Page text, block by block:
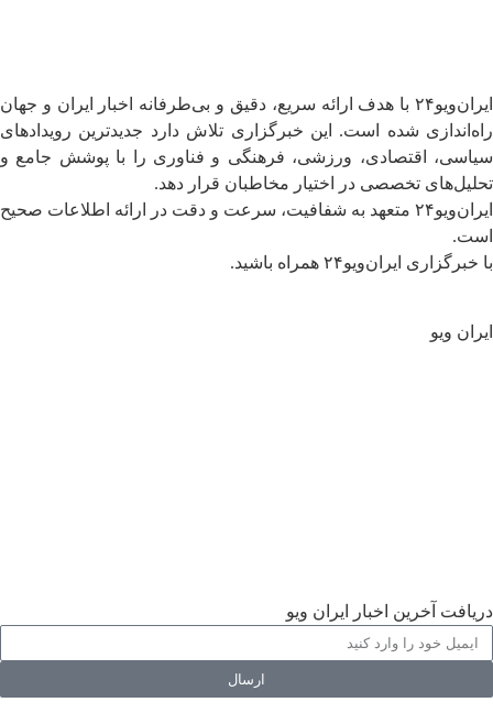
ایران‌ویو۲۴ با هدف ارائه سریع، دقیق و بی‌طرفانه اخبار ایران و جهان
راه‌اندازی شده است. این خبرگزاری تلاش دارد جدیدترین رویدادهای
سیاسی، اقتصادی، ورزشی، فرهنگی و فناوری را با پوشش جامع و
تحلیل‌های تخصصی در اختیار مخاطبان قرار دهد.
ایران‌ویو۲۴ متعهد به شفافیت، سرعت و دقت در ارائه اطلاعات صحیح
است.
با خبرگزاری ایران‌ویو۲۴ همراه باشید.
ایران ویو
دریافت آخرین اخبار ایران ویو
ارسال